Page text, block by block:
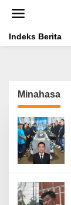
Indeks Berita
Minahasa